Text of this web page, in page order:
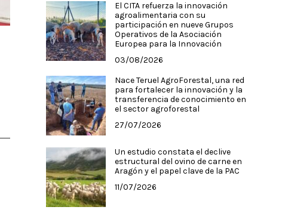
El CITA refuerza la innovación
agroalimentaria con su
participación en nueve Grupos
Operativos de la Asociación
Europea para la Innovación
03/08/2026
Nace Teruel AgroForestal, una red
para fortalecer la innovación y la
transferencia de conocimiento en
el sector agroforestal
27/07/2026
Un estudio constata el declive
estructural del ovino de carne en
Aragón y el papel clave de la PAC
11/07/2026